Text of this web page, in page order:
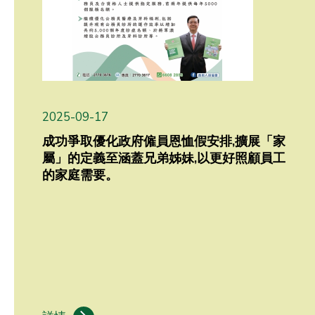
2025-09-17
成功爭取優化政府僱員恩恤假安排,擴展「家
屬」的定義至涵蓋兄弟姊妹,以更好照顧員工
的家庭需要。